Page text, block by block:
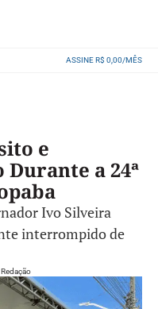
ASSINE R$ 0,00/MÊS
e
a 24ª
Ivo Silveira
interrompido de
Redação